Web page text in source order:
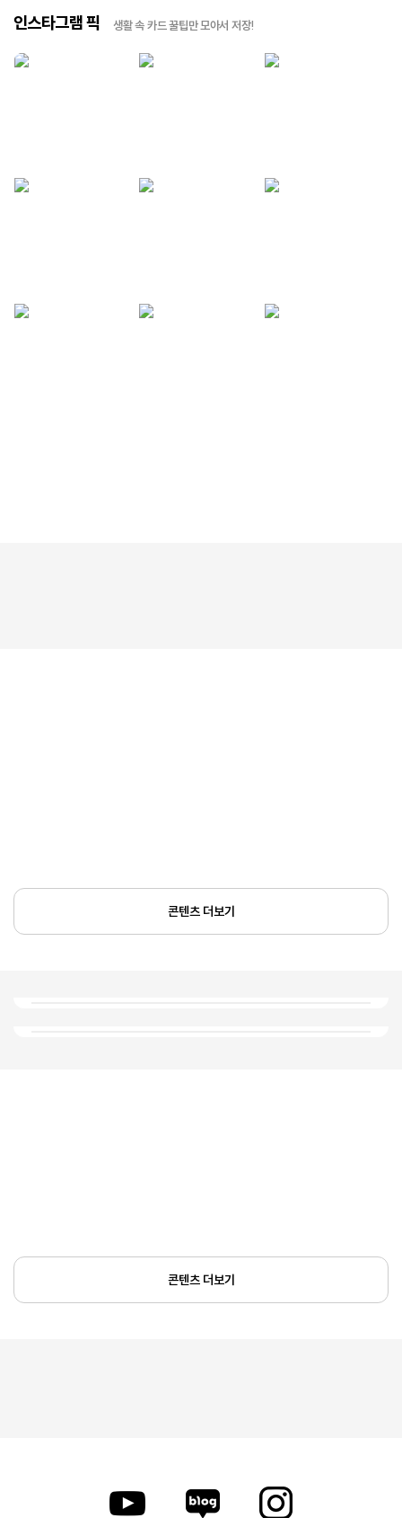
인스타그램 픽 생활 속 카드 꿀팁만 모아서 저장!
콘텐츠 더보기
콘텐츠 더보기